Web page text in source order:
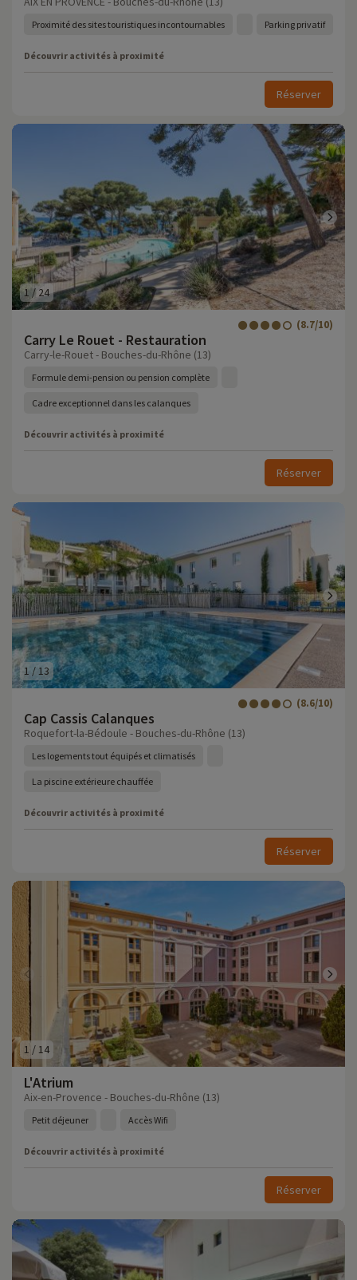
Proximité des sites touristiques incontournables Parking privatif
Découvrir activités à proximité
Réserver
1/ 24
Carry Le Rouet - Restauration
(8.7/10)
Carry-le-Rouet - Bouches-du-Rhône (13)
Formule demi-pension ou pension complète
Cadre exceptionnel dans les calanques
Découvrir activités à proximité
Réserver
1 /13
Cap Cassis Calanques
(8.6/10)
Roquefort-la-Bédoule - Bouches-du-Rhône (13)
Les logements tout équipés et climatisés
La piscine extérieure chauffée
Découvrir activités à proximité
Réserver
1 / 14
L'Atrium
Aix-en-Provence - Bouches-du-Rhône (13)
Petit déjeuner Accès Wifi
Découvrir activités à proximité
Réserver